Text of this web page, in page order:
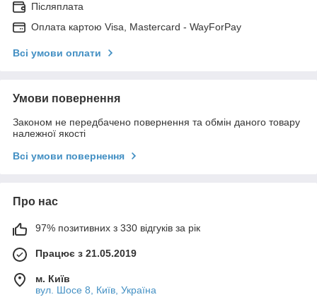
Післяплата
Оплата картою Visa, Mastercard - WayForPay
Всі умови оплати
Умови повернення
Законом не передбачено повернення та обмін даного товару
належної якості
Всі умови повернення
Про нас
97% позитивних з 330 відгуків за рік
Працює з 21.05.2019
м. Київ
вул. Шосе 8, Київ, Україна